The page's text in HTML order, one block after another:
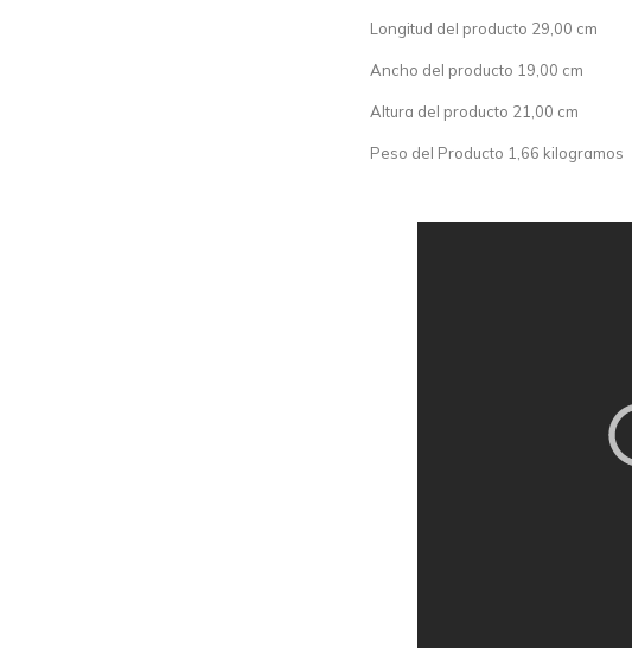
Longitud del producto 29,00 cm
Ancho del producto 19,00 cm
Altura del producto 21,00 cm
Peso del Producto 1,66 kilogramos